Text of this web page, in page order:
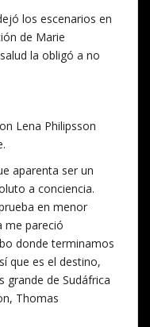
los escenarios en
de Marie
la obligó a no
Lena Philipsson
aparenta ser un
a conciencia.
en menor
me pareció
donde terminamos
que es el destino,
grande de Sudáfrica
Thomas